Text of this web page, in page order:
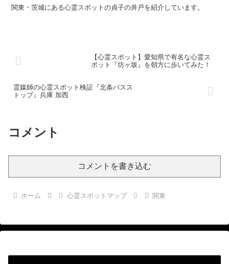
関東・茨城にある心霊スポットの貞子の井戸を紹介しています。
【心霊スポット】愛知県で有名な心霊ス
ポット『坊ヶ坂』を朝方に歩いてみた！
霊媒師の心霊スポット検証『北条バスス
トップ』兵庫 加西
コメント
コメントを書き込む
ホーム 心霊スポットマップ 関東